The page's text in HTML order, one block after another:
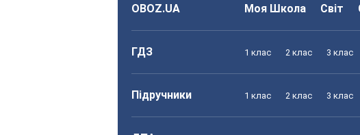
OBOZ.UA Моя Школа Світ
ГДЗ 1 клас 2 клас 3 клас
Підручники 1 клас 2 клас 3 клас